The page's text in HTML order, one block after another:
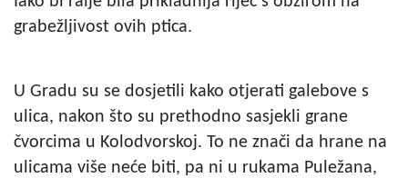
grabežljivost ovih ptica.
U Gradu su se dosjetili kako otjerati galebove s
ulica, nakon što su prethodno sasjekli grane
čvorcima u Kolodvorskoj. To ne znači da hrane na
ulicama više neće biti, pa ni u rukama Puležana,